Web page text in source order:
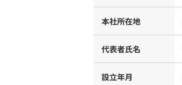
本社所在地
代表者氏名
設立年月